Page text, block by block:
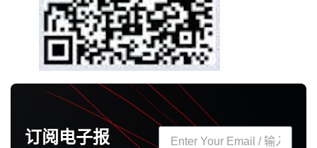
订阅电子报